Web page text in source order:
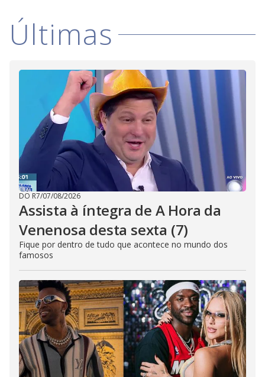
Últimas
DO R7/07/08/2026
Assista à íntegra de A Hora da
Venenosa desta sexta (7)
Fique por dentro de tudo que acontece no mundo dos
famosos